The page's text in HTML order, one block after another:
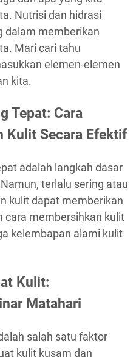
Nutrisi dan hidrasi
dalam memberikan
Mari cari tahu
elemen-elemen
kita.
Tepat: Cara
Kulit Secara Efektif
adalah langkah dasar
terlalu sering atau
kulit dapat memberikan
cara membersihkan kulit
kelembapan alami kulit
Kulit:
Matahari
salah satu faktor
kulit kusam dan